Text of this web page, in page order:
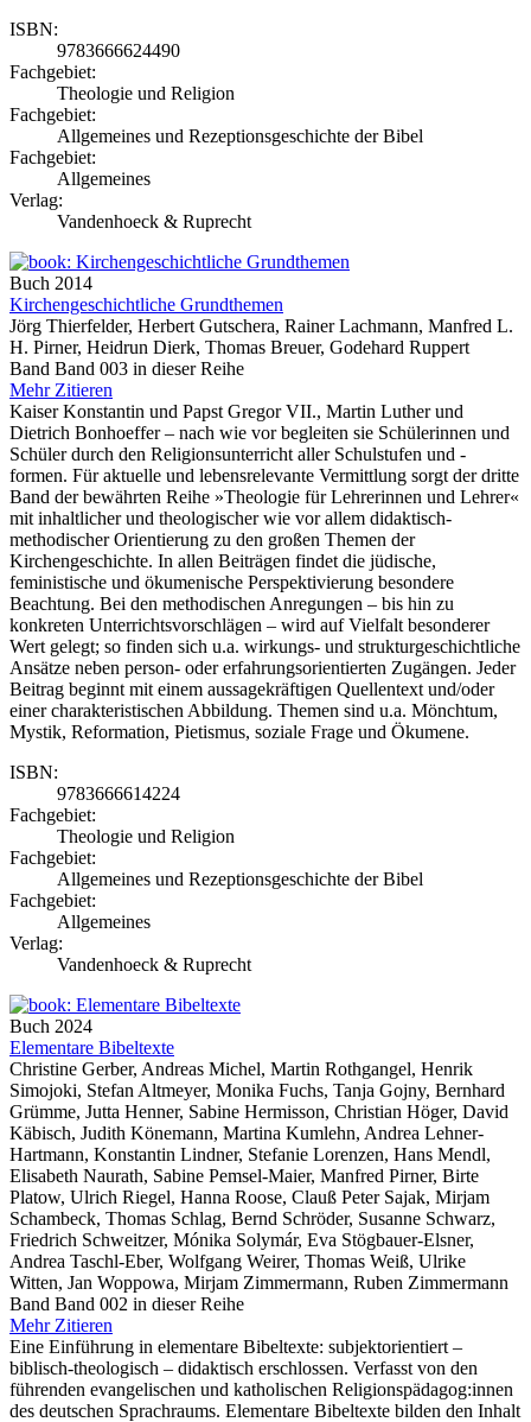
ISBN:
9783666624490
Fachgebiet:
Theologie und Religion
Fachgebiet:
Allgemeines und Rezeptionsgeschichte der Bibel
Fachgebiet:
Allgemeines
Verlag:
Vandenhoeck & Ruprecht
Buch 2014
Kirchengeschichtliche Grundthemen
Jörg Thierfelder, Herbert Gutschera, Rainer Lachmann, Manfred L.
H. Pirner, Heidrun Dierk, Thomas Breuer, Godehard Ruppert
Band Band 003 in dieser Reihe
Mehr Zitieren
Kaiser Konstantin und Papst Gregor VII., Martin Luther und
Dietrich Bonhoeffer – nach wie vor begleiten sie Schülerinnen und
Schüler durch den Religionsunterricht aller Schulstufen und -
formen. Für aktuelle und lebensrelevante Vermittlung sorgt der dritte
Band der bewährten Reihe »Theologie für Lehrerinnen und Lehrer«
mit inhaltlicher und theologischer wie vor allem didaktisch-
methodischer Orientierung zu den großen Themen der
Kirchengeschichte. In allen Beiträgen findet die jüdische,
feministische und ökumenische Perspektivierung besondere
Beachtung. Bei den methodischen Anregungen – bis hin zu
konkreten Unterrichtsvorschlägen – wird auf Vielfalt besonderer
Wert gelegt; so finden sich u.a. wirkungs- und strukturgeschichtliche
Ansätze neben person- oder erfahrungsorientierten Zugängen. Jeder
Beitrag beginnt mit einem aussagekräftigen Quellentext und/oder
einer charakteristischen Abbildung. Themen sind u.a. Mönchtum,
Mystik, Reformation, Pietismus, soziale Frage und Ökumene.
ISBN:
9783666614224
Fachgebiet:
Theologie und Religion
Fachgebiet:
Allgemeines und Rezeptionsgeschichte der Bibel
Fachgebiet:
Allgemeines
Verlag:
Vandenhoeck & Ruprecht
Buch 2024
Elementare Bibeltexte
Christine Gerber, Andreas Michel, Martin Rothgangel, Henrik
Simojoki, Stefan Altmeyer, Monika Fuchs, Tanja Gojny, Bernhard
Grümme, Jutta Henner, Sabine Hermisson, Christian Höger, David
Käbisch, Judith Könemann, Martina Kumlehn, Andrea Lehner-
Hartmann, Konstantin Lindner, Stefanie Lorenzen, Hans Mendl,
Elisabeth Naurath, Sabine Pemsel-Maier, Manfred Pirner, Birte
Platow, Ulrich Riegel, Hanna Roose, Clauß Peter Sajak, Mirjam
Schambeck, Thomas Schlag, Bernd Schröder, Susanne Schwarz,
Friedrich Schweitzer, Mónika Solymár, Eva Stögbauer-Elsner,
Andrea Taschl-Eber, Wolfgang Weirer, Thomas Weiß, Ulrike
Witten, Jan Woppowa, Mirjam Zimmermann, Ruben Zimmermann
Band Band 002 in dieser Reihe
Mehr Zitieren
Eine Einführung in elementare Bibeltexte: subjektorientiert –
biblisch-theologisch – didaktisch erschlossen. Verfasst von den
führenden evangelischen und katholischen Religionspädagog:innen
des deutschen Sprachraums. Elementare Bibeltexte bilden den Inhalt